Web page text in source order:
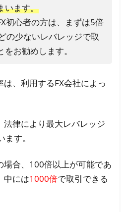
います。
初心者の方は、まずは5倍
の少ないレバレッジで取
をお勧めします。
、利用するFX会社によっ
法律により最大レバレッジ
す。
場合、100倍以上が可能であ
中には1000倍で取引できる